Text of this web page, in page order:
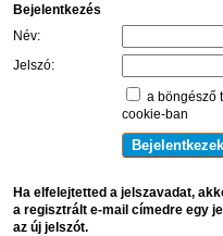
Bejelentkezés
Név:
Jelszó:
a böngésző
cookie-ban
Ha elfelejtetted a jelszavadat,
a regisztrált e-mail címedre egy
az új jelszót.